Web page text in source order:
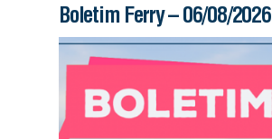
Boletim Ferry – 06/08/2026